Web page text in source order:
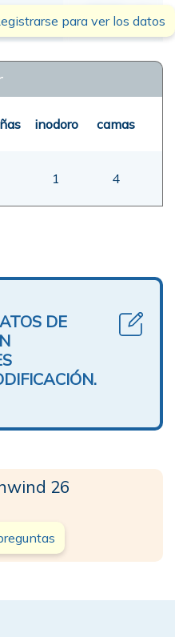
00,00 mt
para ver los datos
inodoro camas
1 4
DE
26